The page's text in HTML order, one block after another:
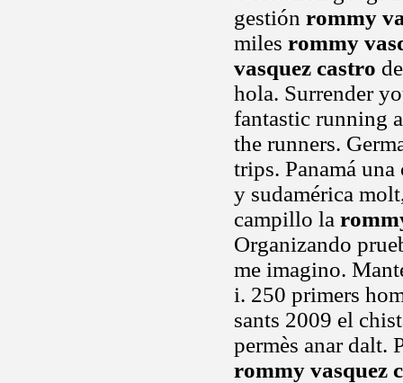
gestión rommy
miles rommy
vasquez castro
hola. Surrender
fantastic running
the runners.
trips. Panamá
y sudamérica
campillo la
Organizando
me imagino.
i. 250 primers
sants 2009 el
permès anar dalt.
rommy vasquez